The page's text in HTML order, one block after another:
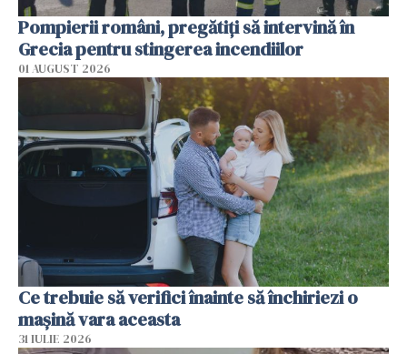
Pompierii români, pregătiţi să intervină în
Grecia pentru stingerea incendiilor
01 AUGUST 2026
Ce trebuie să verifici înainte să închiriezi o
mașină vara aceasta
31 IULIE 2026